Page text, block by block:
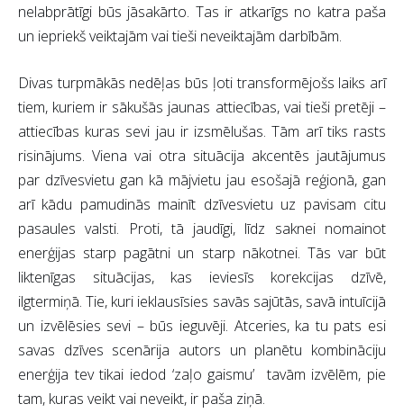
nelabprātīgi būs jāsakārto. Tas ir atkarīgs no katra paša
un iepriekš veiktajām vai tieši neveiktajām darbībām.
Divas turpmākās nedēļas būs ļoti transformējošs laiks arī
tiem, kuriem ir sākušās jaunas attiecības, vai tieši pretēji –
attiecības kuras sevi jau ir izsmēlušas. Tām arī tiks rasts
risinājums. Viena vai otra situācija akcentēs jautājumus
par dzīvesvietu gan kā mājvietu jau esošajā reģionā, gan
arī kādu pamudinās mainīt dzīvesvietu uz pavisam citu
pasaules valsti. Proti, tā jaudīgi, līdz saknei nomainot
enerģijas starp pagātni un starp nākotnei. Tās var būt
liktenīgas situācijas, kas ieviesīs korekcijas dzīvē,
ilgtermiņā. Tie, kuri ieklausīsies savās sajūtās, savā intuīcijā
un izvēlēsies sevi – būs ieguvēji. Atceries, ka tu pats esi
savas dzīves scenārija autors un planētu kombināciju
enerģija tev tikai iedod ‘zaļo gaismu’ tavām izvēlēm, pie
tam, kuras veikt vai neveikt, ir paša ziņā.